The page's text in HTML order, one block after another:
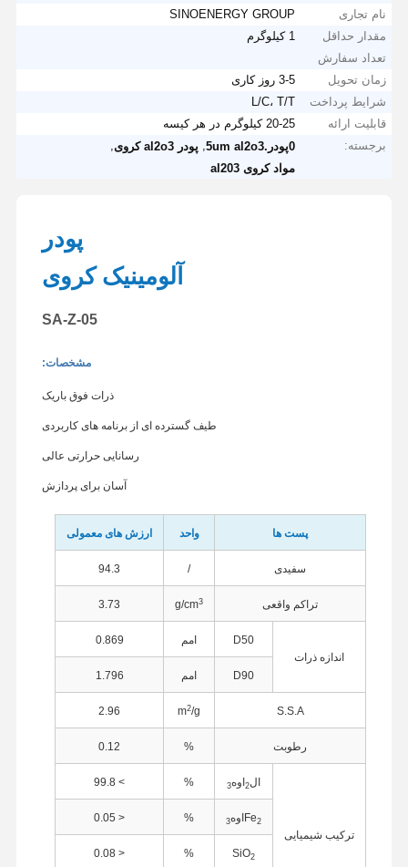
نام تجاری
SINOENERGY GROUP
مقدار حداقل
تعداد سفارش
1 کیلوگرم
زمان تحویل
3-5 روز کاری
شرایط پرداخت
L/C، T/T
قابلیت ارائه
20-25 کیلوگرم در هر کیسه
برجسته:
0پودر.5um al2o3 پودر al2o3 کروی
مواد کروی al203
پودر
آلومینیک کروی
SA-Z-05
مشخصات:
ذرات فوق باریک
طیف گسترده ای از برنامه های کاربردی
رسانایی حرارتی عالی
آسان برای پردازش
پست ها واحد ارزش های معمولی
سفیدی /
94.3
تراکم واقعی g/cm3
3.73
اندازه ذرات
D50 امم 0.869
D90 امم 1.796
S.S.A
m2/g
2.96
رطوبت %
0.12
ترکیب شیمیایی
ال2اوه3
%
> 99.8
Fe2 اوه3
%
< 0.05
SiO2
%
< 0.08